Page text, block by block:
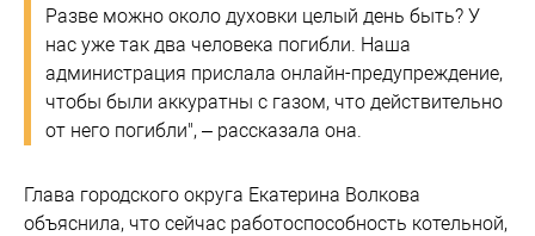
Разве можно около духовки целый день быть? У
нас уже так два человека погибли. Наша
администрация прислала онлайн-предупреждение,
чтобы были аккуратны с газом, что действительно
от него погибли", – рассказала она.
Глава городского округа Екатерина Волкова
объяснила, что сейчас работоспособность котельной,